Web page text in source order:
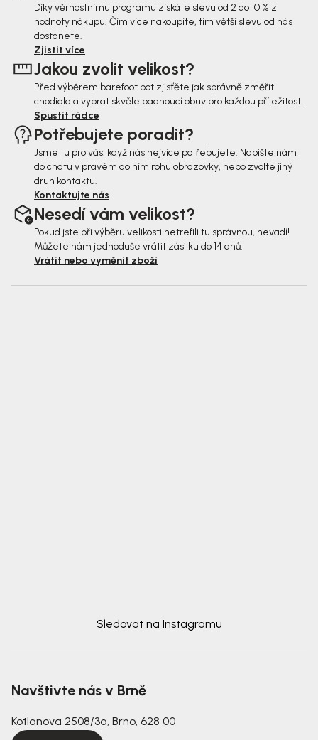
Díky věrnostnímu programu získáte slevu od 2 do 10 % z
hodnoty nákupu. Čím více nakoupíte, tím větší slevu od nás
dostanete.
Zjistit více
Jakou zvolit velikost?
Před výběrem barefoot bot zjisťěte jak správně změřit
chodidla a vybrat skvěle padnoucí obuv pro každou příležitost.
Spustit rádce
Potřebujete poradit?
Jsme tu pro vás, když nás nejvíce potřebujete. Napište nám
do chatu v pravém dolním rohu obrazovky, nebo zvolte jiný
druh kontaktu.
Kontaktujte nás
Nesedí vám velikost?
Pokud jste při výběru velikosti netrefili tu správnou, nevadí!
Můžete nám jednoduše vrátit zásilku do 14 dnů.
Vrátit nebo vyměnit zboží
Sledovat na Instagramu
Navštivte nás v Brně
Kotlanova 2508/3a, Brno, 628 00